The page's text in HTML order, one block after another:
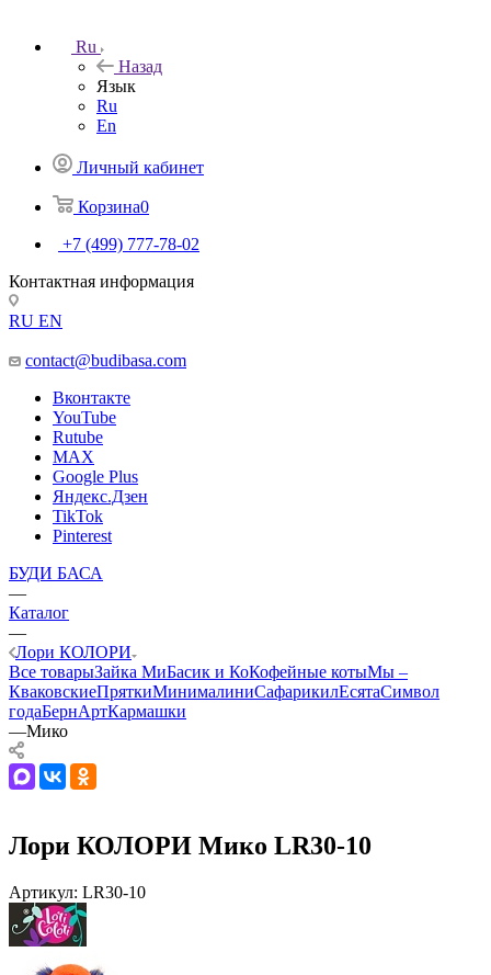
Ru
Назад
Язык
Ru
En
Личный кабинет
Корзина0
+7 (499) 777-78-02
Контактная информация
RU EN
contact@budibasa.com
Вконтакте
YouTube
Rutube
MAX
Google Plus
Яндекс.Дзен
TikTok
Pinterest
БУДИ БАСА
—
Каталог
—
Лори КОЛОРИ
Все товарыЗайка МиБасик и КоКофейные котыМы –
КваковскиеПряткиМинималиниСафарикилЕсятаСимвол
годаБернАртКармашки
—Мико
Лори КОЛОРИ Мико LR30-10
Артикул: LR30-10